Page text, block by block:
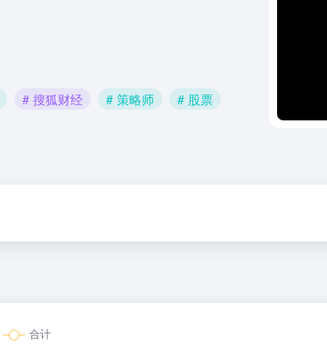
# 搜狐财经 # 策略师
# 股票